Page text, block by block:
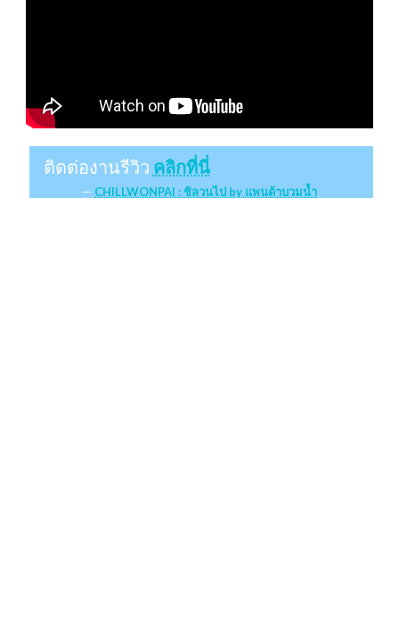
ติดต่องานรีวิว คลิกที่นี่
CHILLWONPAI : ชิลวนไป by แพนด้าบวมน้ำ